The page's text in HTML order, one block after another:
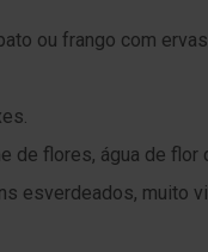
ou frango com
de flores, água de flor
esverdeados, muito